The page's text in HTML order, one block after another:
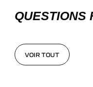
QUESTIONS
VOIR TOUT